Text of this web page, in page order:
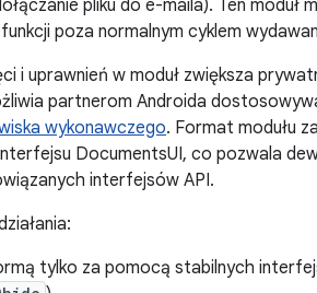
pliku do e-maila). Ten moduł
poza normalnym cyklem
i uprawnień w moduł zwiększa
partnerom Androida
wykonawczego. Format modułu
DocumentsUI, co pozwala
interfejsów API.
tylko za pomocą stabilnych